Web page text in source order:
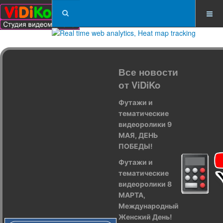
Все новости
от ViDiKo
Футажи и
тематические
видеоролики 9
МАЯ, ДЕНЬ
ПОБЕДЫ!
Футажи и
тематические
видеоролики 8
МАРТА,
Международный
Женский День!